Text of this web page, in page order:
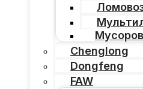
Chenglong
Dongfeng
FAW